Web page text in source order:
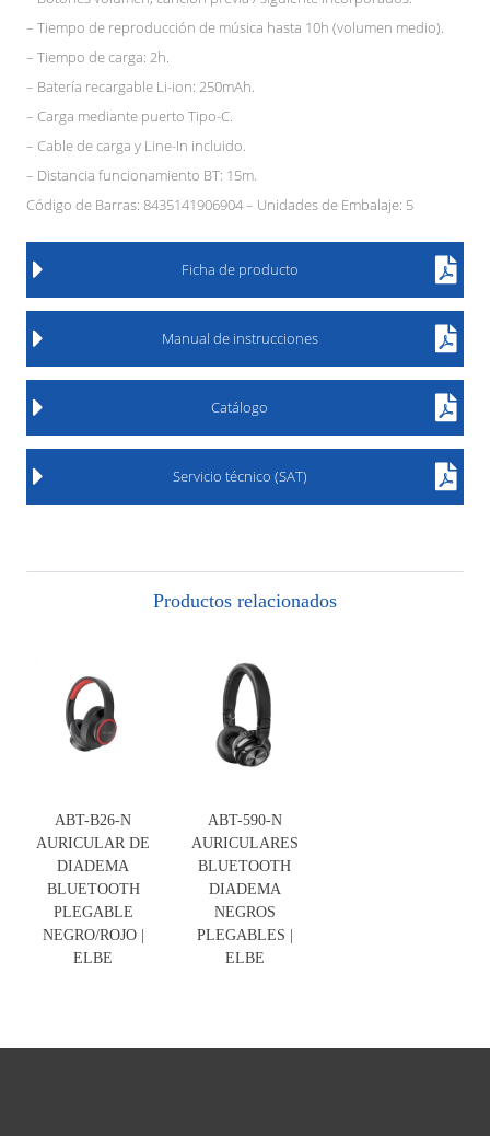
– Tiempo de reproducción de música hasta 10h (volumen medio).
– Tiempo de carga: 2h.
– Batería recargable Li-ion: 250mAh.
– Carga mediante puerto Tipo-C.
– Cable de carga y Line-In incluido.
– Distancia funcionamiento BT: 15m.
Código de Barras: 8435141906904 – Unidades de Embalaje: 5
Ficha de producto
Manual de instrucciones
Catálogo
Servicio técnico (SAT)
Productos relacionados
ABT-B26-N
AURICULAR DE
DIADEMA
BLUETOOTH
PLEGABLE
NEGRO/ROJO |
ELBE
ABT-590-N
AURICULARES
BLUETOOTH
DIADEMA
NEGROS
PLEGABLES |
ELBE